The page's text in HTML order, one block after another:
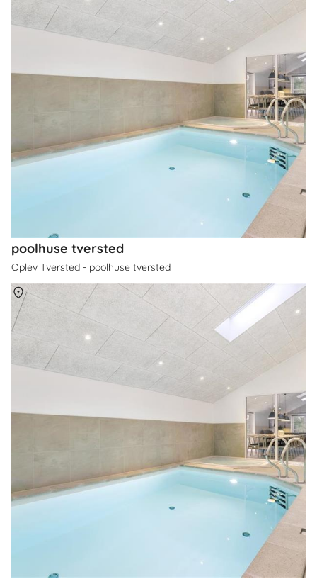
poolhuse tversted
Oplev Tversted - poolhuse tversted
Om